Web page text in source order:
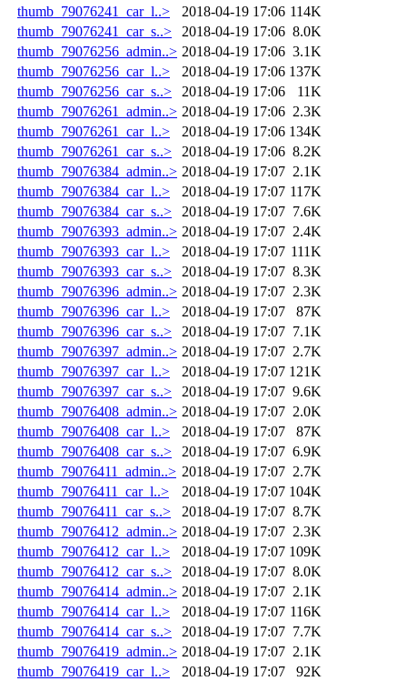
thumb_79076241_car_l..>
2018-04-19 17:06 114K
thumb_79076241_car_s..>
2018-04-19 17:06 8.0K
thumb_79076256_admin..> 2018-04-19 17:06 3.1K
thumb_79076256_car_l..>
2018-04-19 17:06 137K
thumb_79076256_car_s..>
2018-04-19 17:06
11K
thumb_79076261_admin..> 2018-04-19 17:06 2.3K
thumb_79076261_car_l..>
2018-04-19 17:06 134K
thumb_79076261_car_s..>
2018-04-19 17:06 8.2K
thumb_79076384_admin..> 2018-04-19 17:07 2.1K
thumb_79076384_car_l..>
2018-04-19 17:07 117K
thumb_79076384_car_s..>
2018-04-19 17:07 7.6K
thumb_79076393_admin..> 2018-04-19 17:07 2.4K
thumb_79076393_car_l..>
2018-04-19 17:07 111K
thumb_79076393_car_s..>
2018-04-19 17:07 8.3K
thumb_79076396_admin..> 2018-04-19 17:07 2.3K
thumb_79076396_car_l..>
2018-04-19 17:07
87K
thumb_79076396_car_s..>
2018-04-19 17:07 7.1K
thumb_79076397_admin..> 2018-04-19 17:07 2.7K
thumb_79076397_car_l..>
2018-04-19 17:07 121K
thumb_79076397_car_s..>
2018-04-19 17:07 9.6K
thumb_79076408_admin..> 2018-04-19 17:07 2.0K
thumb_79076408_car_l..>
2018-04-19 17:07
87K
thumb_79076408_car_s..>
2018-04-19 17:07 6.9K
thumb_79076411_admin..> 2018-04-19 17:07 2.7K
thumb_79076411_car_l..>
2018-04-19 17:07 104K
thumb_79076411_car_s..>
2018-04-19 17:07 8.7K
thumb_79076412_admin..> 2018-04-19 17:07 2.3K
thumb_79076412_car_l..>
2018-04-19 17:07 109K
thumb_79076412_car_s..>
2018-04-19 17:07 8.0K
thumb_79076414_admin..> 2018-04-19 17:07 2.1K
thumb_79076414_car_l..>
2018-04-19 17:07 116K
thumb_79076414_car_s..>
2018-04-19 17:07 7.7K
thumb_79076419_admin..> 2018-04-19 17:07 2.1K
thumb_79076419_car_l..>
2018-04-19 17:07 92K